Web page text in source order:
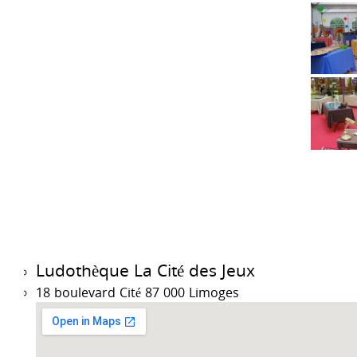
Ludothèque La Cité des Jeux
18 boulevard Cité 87 000 Limoges